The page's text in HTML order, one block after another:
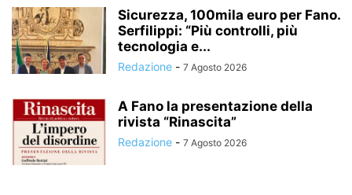
Sicurezza, 100mila euro per Fano.
Serfilippi: “Più controlli, più
tecnologia e...
Redazione - 7 Agosto 2026
A Fano la presentazione della
rivista “Rinascita”
Redazione - 7 Agosto 2026